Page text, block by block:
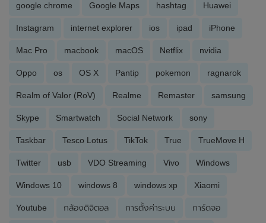
google chrome Google Maps hashtag Huawei
Instagram internet explorer ios ipad iPhone
Mac Pro macbook macOS Netflix nvidia
Oppo os OS X Pantip pokemon ragnarok
Realm of Valor (RoV) Realme Remaster samsung
Skype Smartwatch Social Network sony
Taskbar Tesco Lotus TikTok True TrueMove H
Twitter usb VDO Streaming Vivo Windows
Windows 10 windows 8 windows xp Xiaomi
Youtube กล้องดิจิตอล การตั้งค่าระบบ การ์ดจอ